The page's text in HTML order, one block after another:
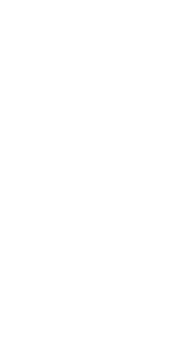
En esta misma
masificación,
Barcelona, donde
https://
de-baja-mas-de-
Sobre la petición
habitacional, con el
dicho que «no
estudiarla para ver
«La legislación es
años, pero hay que